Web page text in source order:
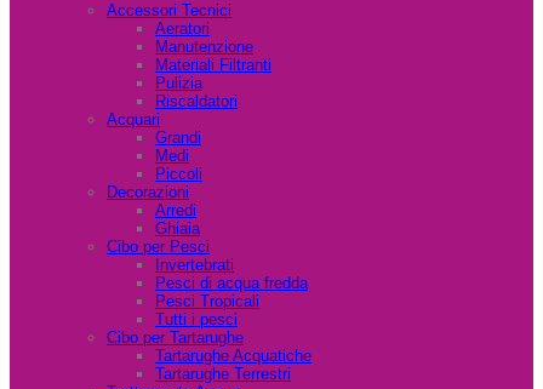
Accessori Tecnici
Aeratori
Manutenzione
Materiali Filtranti
Pulizia
Riscaldatori
Acquari
Grandi
Medi
Piccoli
Decorazioni
Arredi
Ghiaia
Cibo per Pesci
Invertebrati
Pesci di acqua fredda
Pesci Tropicali
Tutti i pesci
Cibo per Tartarughe
Tartarughe Acquatiche
Tartarughe Terrestri